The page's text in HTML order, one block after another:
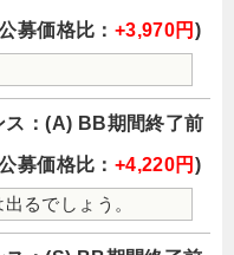
募価格比： +3,970円 )
ス：(A) BB期間終了前
募価格比： +4,220円 )
るでしょう。